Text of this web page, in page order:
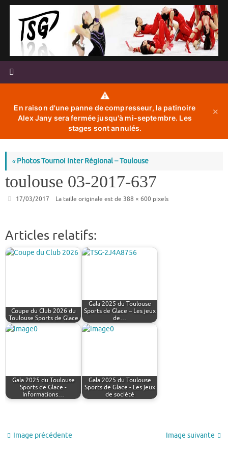
Passer
contenu
⚠️
En raison d'une panne de compresseur, la patinoire
Alex Jany sera fermée jusqu'à mi-septembre. Les
stages sont annulés.
✕
«Photos Tournoi Inter Régional – Toulouse
toulouse 03-2017-637
17/03/2017 La taille originale est de 388 × 600 pixels
Articles relatifs:
Coupe du Club 2026 du
Toulouse Sports de Glace
Gala 2025 du Toulouse
Sports de Glace – Les jeux
de…
Gala 2025 du Toulouse
Sports de Glace -
Informations…
Gala 2025 du Toulouse
Sports de Glace - Les jeux
de société
Image précédente Image suivante